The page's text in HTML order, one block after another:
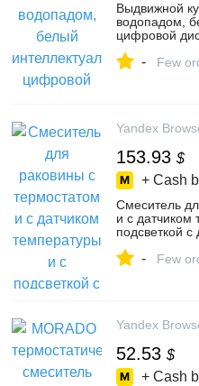
Выдвижной
водопадом,
цифровой
раковины,
- Few
Yandex
153.93 $
+ Cash
Смеситель
и с датчиком
подсветкой
магазине
- Few
Yandex
52.53 $
+ Cash